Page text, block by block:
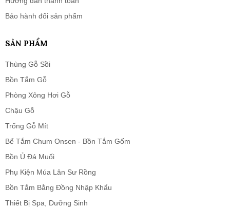
Bảo hành đổi sản phẩm
SẢN PHẨM
Thùng Gỗ Sồi
Bồn Tắm Gỗ
Phòng Xông Hơi Gỗ
Chậu Gỗ
Trống Gỗ Mít
Bể Tắm Chum Onsen - Bồn Tắm Gốm
Bồn Ủ Đá Muối
Phụ Kiện Múa Lân Sư Rồng
Bồn Tắm Bằng Đồng Nhập Khẩu
Thiết Bị Spa, Dưỡng Sinh